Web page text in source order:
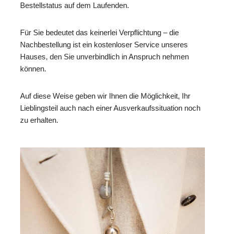
Bestellstatus auf dem Laufenden.
Für Sie bedeutet das keinerlei Verpflichtung – die
Nachbestellung ist ein kostenloser Service unseres
Hauses, den Sie unverbindlich in Anspruch nehmen
können.
Auf diese Weise geben wir Ihnen die Möglichkeit, Ihr
Lieblingsteil auch nach einer Ausverkaufssituation noch
zu erhalten.